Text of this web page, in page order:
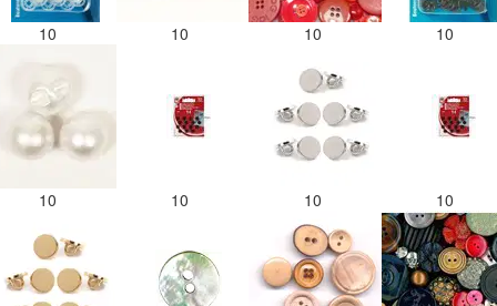
10 10 10 10
10 10 10 10